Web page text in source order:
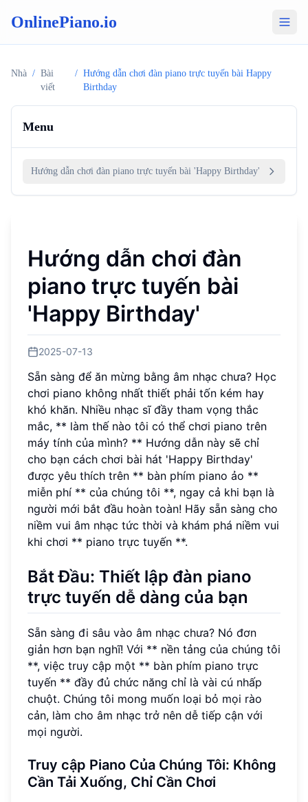
OnlinePiano.io
Nhà / Bài
viết
/ Hướng dẫn chơi đàn piano trực tuyến bài Happy
Birthday
Menu
Hướng dẫn chơi đàn piano trực tuyến bài 'Happy Birthday'
Hướng dẫn chơi đàn
piano trực tuyến bài
'Happy Birthday'
2025-07-13
Sẵn sàng để ăn mừng bằng âm nhạc chưa? Học
chơi piano không nhất thiết phải tốn kém hay
khó khăn. Nhiều nhạc sĩ đầy tham vọng thắc
mắc, ** làm thế nào tôi có thể chơi piano trên
máy tính của mình? ** Hướng dẫn này sẽ chỉ
cho bạn cách chơi bài hát 'Happy Birthday'
được yêu thích trên ** bàn phím piano ảo **
miễn phí ** của chúng tôi **, ngay cả khi bạn là
người mới bắt đầu hoàn toàn! Hãy sẵn sàng cho
niềm vui âm nhạc tức thời và khám phá niềm vui
khi chơi ** piano trực tuyến **.
Bắt Đầu: Thiết lập đàn piano
trực tuyến dễ dàng của bạn
Sẵn sàng đi sâu vào âm nhạc chưa? Nó đơn
giản hơn bạn nghĩ! Với ** nền tảng của chúng tôi
**, việc truy cập một ** bàn phím piano trực
tuyến ** đầy đủ chức năng chỉ là vài cú nhấp
chuột. Chúng tôi mong muốn loại bỏ mọi rào
cản, làm cho âm nhạc trở nên dễ tiếp cận với
mọi người.
Truy cập Piano Của Chúng Tôi: Không
Cần Tải Xuống, Chỉ Cần Chơi